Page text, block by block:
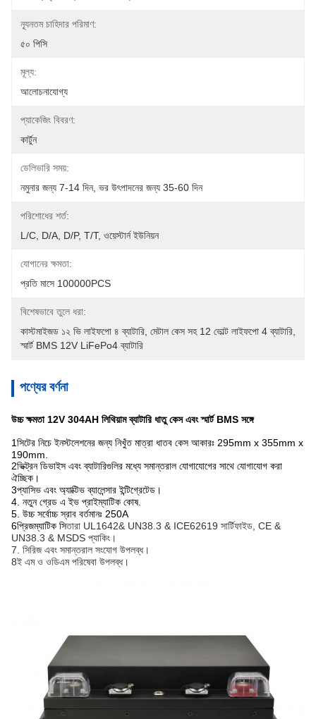
ন্যূনতম চাহিদার পরিমাণ:
৫০ পিসি
মূল্য:
আলোচনাযোগ্য
প্যাকেজিং বিবরণ:
কার্টুন
ডেলিভারি সময়:
নমুনার জন্য 7-14 দিন, ভর উৎপাদনের জন্য 35-60 দিন
পরিশোধের শর্ত:
L/C, D/A, D/P, T/T, ওয়েস্টার্ন ইউনিয়ন
যোগানের ক্ষমতা:
প্রতি মাসে 100000PCS
বিশেষভাবে তুলে ধরা:
কাস্টমাইজড ১২ ভি লাইফপো ৪ ব্যাটারি মেটাল কেস সহ 12 ভোল্ট লাইফপো 4 ব্যাটারি
স্মার্ট BMS 12V LiFePo4 ব্যাটারি
পণ্যের বর্ণনা
উচ্চ ক্ষমতা 12V 304AH লিথিয়াম ব্যাটারি ধাতু কেস এবং স্মার্ট BMS সঙ্গে
1সিটের নিচে ইনস্টলেশনের জন্য নিখুঁত মাত্রা ধাতব কেস আকারঃ 295mm x 355mm x
190mm.
2ভিক্ট্রন ডিভাইস এবং ব্যাটারিগুলির মধ্যে সমান্তরাল যোগাযোগের সাথে যোগাযোগ করা
ঐচ্ছিক।
3প্যাসিভ এবং অ্যাক্টিভ ব্যালেন্সার ইন্টিগ্রেটেড।
4. নতুন গ্রেড এ ইভ প্রাইম্যাটিক কোষ.
5. উচ্চ সর্বোচ্চ স্রাব বর্তমানঃ 250A
6প্রিজম্যাটিক সিতারা UL1642& UN38.3 & ICE62619 সার্টিফাইড, CE &
UN38.3 & MSDS প্যাকিং।
7. সিরিজ এবং সমান্তরাল সংযোগ উপলব্ধ।
8ই এম ও ওডিএম পরিষেবা উপলব্ধ।